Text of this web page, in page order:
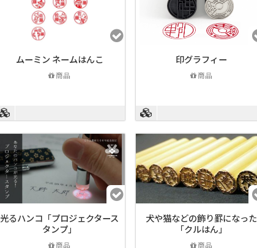
ムーミン ネームはんこ
商品
印グラフィー
商品
光るハンコ「プロジェクタース
タンプ」
商品
犬や猫などの飾り罫になった
「クルはん」
商品